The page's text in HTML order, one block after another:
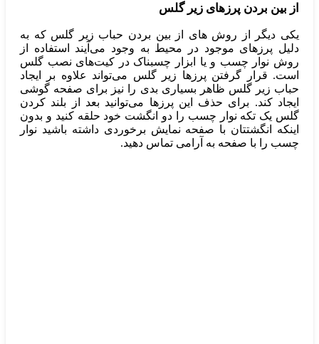
از بین بردن پرزهای زیر گلس
یکی دیگر از روش‌ های از بین بردن حباب زیر گلس که به
دلیل پرزهای موجود در محیط به وجود می‌آیند استفاده از
روش نوار چسب و یا ابزار چسبناک در کیت‌های نصب گلس
است. قرار گرفتن پرزها زیر گلس می‌تواند علاوه بر ایجاد
حباب زیر گلس ظاهر بسیاری بدی را نیز برای صفحه گوشی
ایجاد کند. برای حذف این پرز‌ها می‌توانید بعد از بلند کردن
گلس یک تکه نوار چسب را دو انگشت خود حلقه کنید و بدون
اینکه انگشتتان با صفحه نمایش برخوردی داشته باشید نوار
چسب را با صفحه به آرامی تماس دهید.